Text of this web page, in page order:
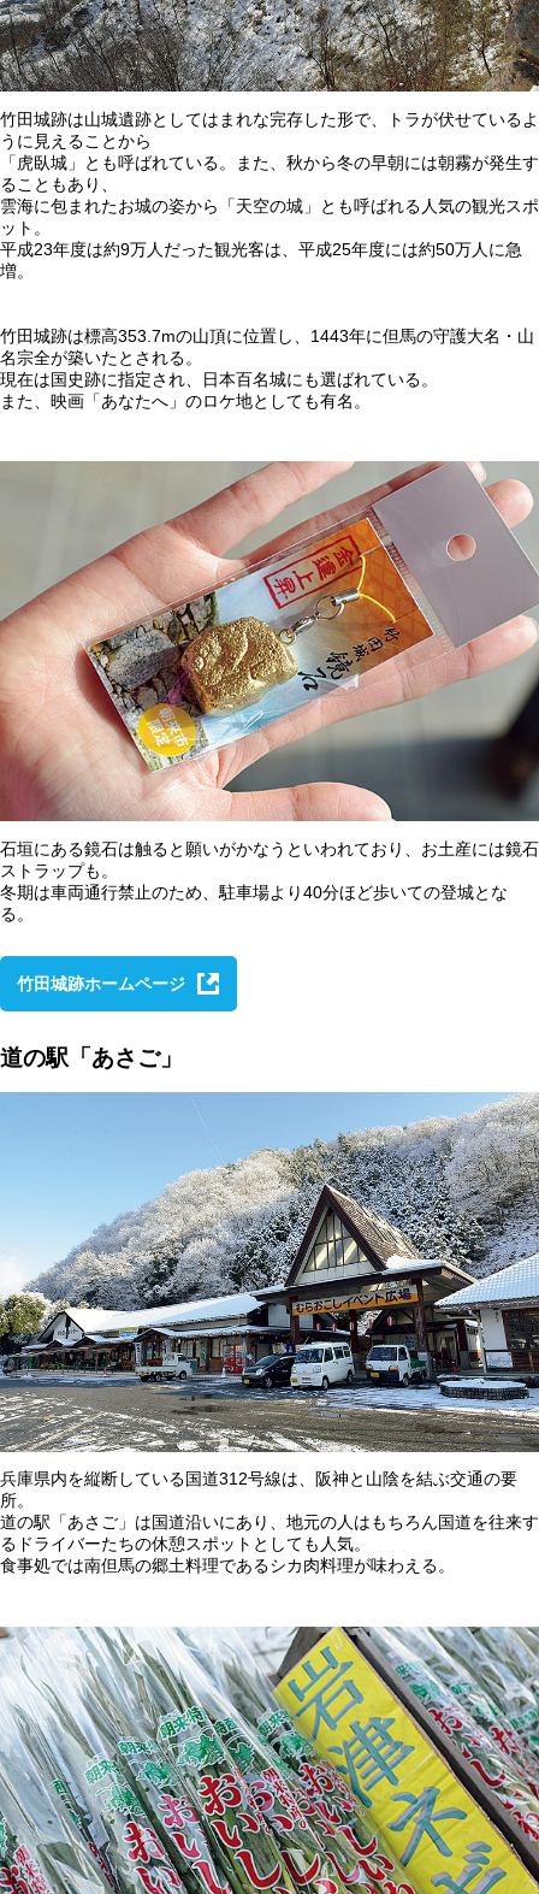
竹田城跡は山城遺跡としてはまれな完存した形で、トラが伏せているよ
うに見えることから
「虎臥城」とも呼ばれている。また、秋から冬の早朝には朝霧が発生す
ることもあり、
雲海に包まれたお城の姿から「天空の城」とも呼ばれる人気の観光スポ
ット。
平成23年度は約9万人だった観光客は、平成25年度には約50万人に急
増。
竹田城跡は標高353.7mの山頂に位置し、1443年に但馬の守護大名・山
名宗全が築いたとされる。
現在は国史跡に指定され、日本百名城にも選ばれている。
また、映画「あなたへ」のロケ地としても有名。
石垣にある鏡石は触ると願いがかなうといわれており、お土産には鏡石
ストラップも。
冬期は車両通行禁止のため、駐車場より40分ほど歩いての登城とな
る。
竹田城跡ホームページ
道の駅「あさご」
兵庫県内を縦断している国道312号線は、阪神と山陰を結ぶ交通の要
所。
道の駅「あさご」は国道沿いにあり、地元の人はもちろん国道を往来す
るドライバーたちの休憩スポットとしても人気。
食事処では南但馬の郷土料理であるシカ肉料理が味わえる。